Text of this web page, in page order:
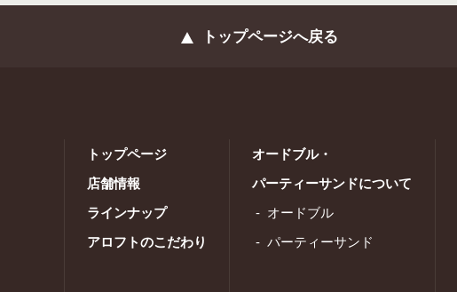
トップページへ戻る
トップページ
店舗情報
ラインナップ
アロフトのこだわり
オードブル・
パーティーサンドについて
オードブル
パーティーサンド